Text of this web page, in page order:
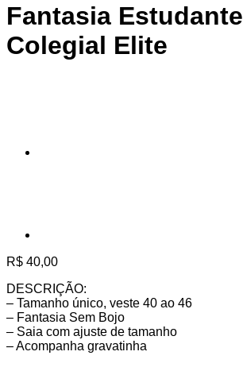
Fantasia Estudante
Colegial Elite
R$ 40,00
DESCRIÇÃO:
– Tamanho único, veste 40 ao 46
– Fantasia Sem Bojo
– Saia com ajuste de tamanho
– Acompanha gravatinha